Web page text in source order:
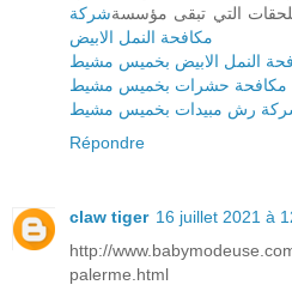
التي تبقى مؤسسةشركة
مكافحة النمل الابيض
النمل الابيض بخميس مشيط
مكافحة حشرات بخميس مشيط
رش مبيدات بخميس مشيط
Répondre
claw tiger 16 juillet 2021 à
http://
palerme.html